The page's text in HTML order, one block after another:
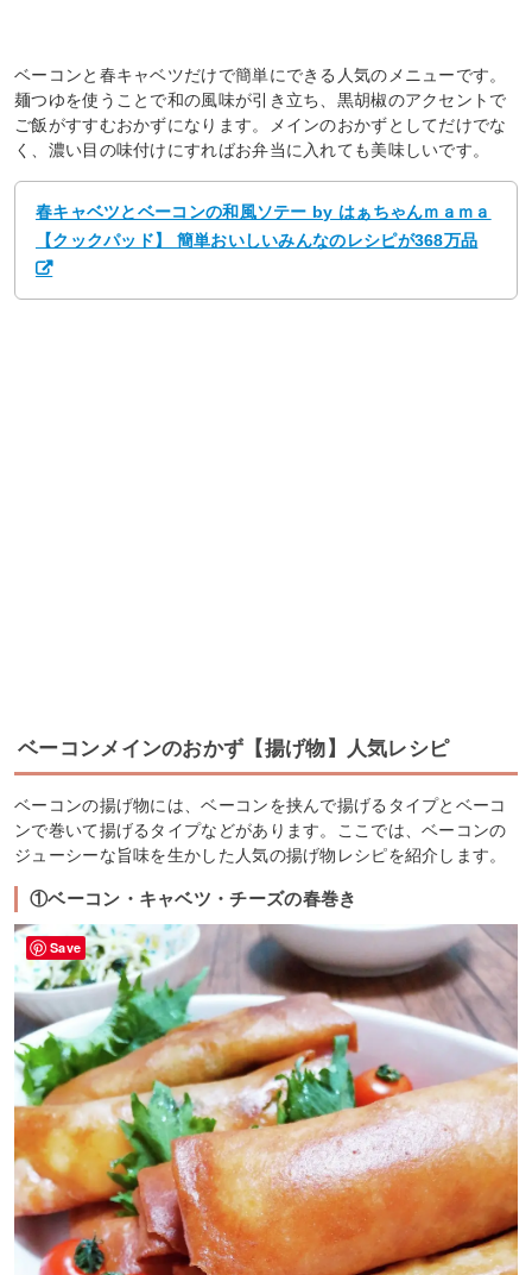
ベーコンと春キャベツだけで簡単にできる人気のメニューです。
麺つゆを使うことで和の風味が引き立ち、黒胡椒のアクセントで
ご飯がすすむおかずになります。メインのおかずとしてだけでな
く、濃い目の味付けにすればお弁当に入れても美味しいです。
春キャベツとベーコンの和風ソテー by はぁちゃんｍａｍａ
【クックパッド】 簡単おいしいみんなのレシピが368万品
ベーコンメインのおかず【揚げ物】人気レシピ
ベーコンの揚げ物には、ベーコンを挟んで揚げるタイプとベーコ
ンで巻いて揚げるタイプなどがあります。ここでは、ベーコンの
ジューシーな旨味を生かした人気の揚げ物レシピを紹介します。
①ベーコン・キャベツ・チーズの春巻き
Save